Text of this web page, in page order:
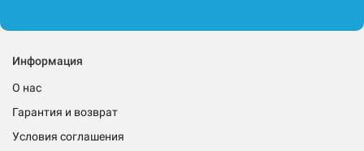
Информация
О нас
Гарантия и возврат
Условия соглашения